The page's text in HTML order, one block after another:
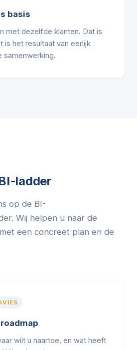
basis
met dezelfde klanten. Dat is
het resultaat van eerlijk
samenwerking.
ladder
op de BI-
Wij helpen u naar de
een concreet plan en de
wilt u naartoe, en wat heeft